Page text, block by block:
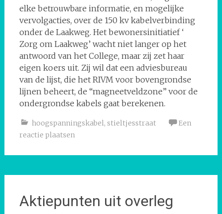
elke betrouwbare informatie, en mogelijke
vervolgacties, over de 150 kv kabelverbinding
onder de Laakweg. Het bewonersinitiatief ‘
Zorg om Laakweg’ wacht niet langer op het
antwoord van het College, maar zij zet haar
eigen koers uit. Zij wil dat een adviesbureau
van de lijst, die het RIVM voor bovengrondse
lijnen beheert, de “magneetveldzone” voor de
ondergrondse kabels gaat berekenen.
hoogspanningskabel, stieltjesstraat
Een
reactie plaatsen
Aktiepunten uit overleg